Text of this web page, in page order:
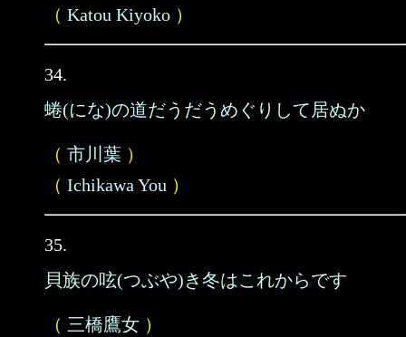
（ Katou Kiyoko ）
34.
蜷(にな)の道だうだうめぐりして居ぬか
（ 市川葉 ）
（ Ichikawa You ）
35.
貝族の呟(つぶや)き冬はこれからです
（ 三橋鷹女 ）